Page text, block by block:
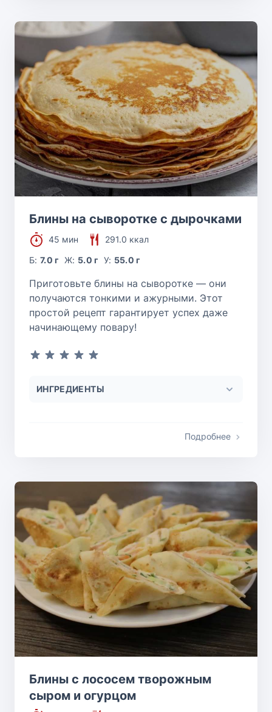
Блины на сыворотке с дырочками
45 мин
291.0 ккал
Б:7.0 г Ж: 5.0 г У: 55.0 г
Приготовьте блины на сыворотке — они
получаются тонкими и ажурными. Этот
простой рецепт гарантирует успех даже
начинающему повару!
ИНГРЕДИЕНТЫ
Подробнее
Блины с лососем творожным
сыром и огурцом